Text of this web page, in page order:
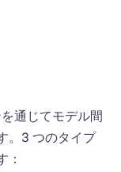
通じてモデル間
。3 つのタイプ
：